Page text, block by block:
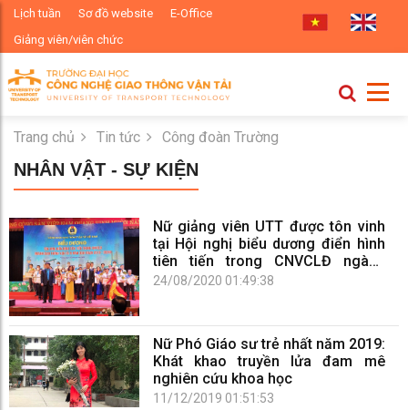
Lịch tuần Sơ đồ website
E-Office
Giảng viên/viên chức
Trang chủ Tin tức Công đoàn Trường
NHÂN VẬT - SỰ KIỆN
Nữ giảng viên UTT được tôn vinh
tại Hội nghị biểu dương điển hình
tiên tiến trong CNVCLĐ ngành
GTVT 5 năm (giai đoạn 2016-
24/08/2020 01:49:38
Nữ Phó Giáo sư trẻ nhất năm 2019:
Khát khao truyền lửa đam mê
nghiên cứu khoa học
11/12/2019 01:51:53